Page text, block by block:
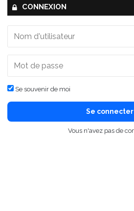
CONNEXION
Se souvenir de moi
Se connecter
Vous n'avez pas de